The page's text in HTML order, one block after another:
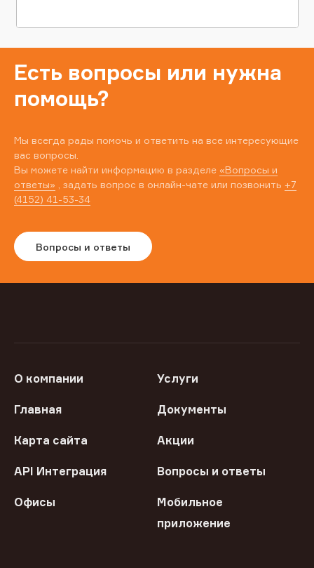
Есть вопросы или нужна
помощь?
Мы всегда рады помочь и ответить на все интересующие
вас вопросы.
Вы можете найти информацию в разделе «Вопросы и
ответы» , задать вопрос в онлайн-чате или позвонить +7
(4152) 41-53-34
Вопросы и ответы
О компании Услуги
Главная Документы
Карта сайта Акции
API Интеграция Вопросы и ответы
Офисы
Мобильное
приложение